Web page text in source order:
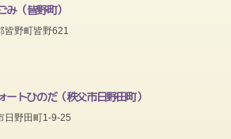
み（皆野町）
皆野町皆野621
ートひのだ（秩父市日野田町）
日野田町1-9-25